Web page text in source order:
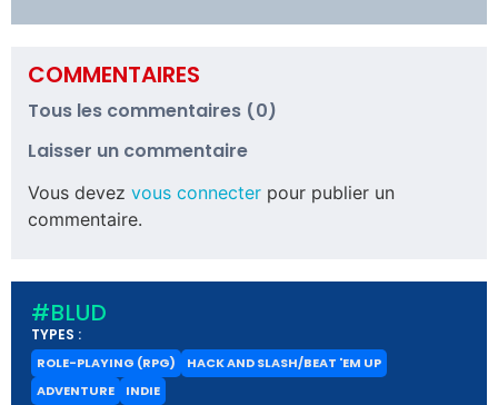
COMMENTAIRES
Tous les commentaires (0)
Laisser un commentaire
Vous devez vous connecter pour publier un
commentaire.
#BLUD
TYPES :
ROLE-PLAYING (RPG)
HACK AND SLASH/BEAT 'EM UP
ADVENTURE
INDIE